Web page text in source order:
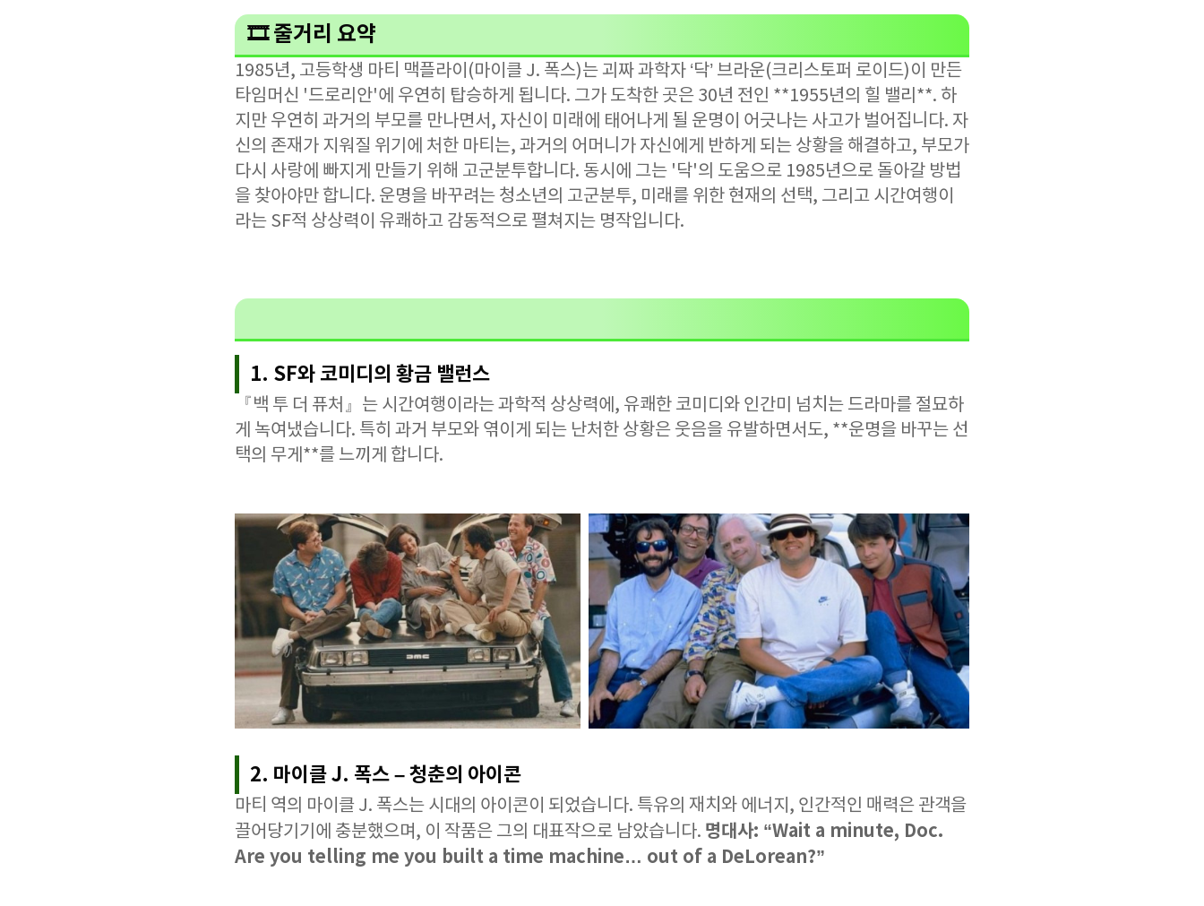
🎞️ 줄거리 요약
1985년, 고등학생 마티 맥플라이(마이클 J. 폭스)는 괴짜 과학자 ‘닥’ 브라운(크리스토퍼 로이드)이 만든
타임머신 '드로리안'에 우연히 탑승하게 됩니다. 그가 도착한 곳은 30년 전인 **1955년의 힐 밸리**. 하
지만 우연히 과거의 부모를 만나면서, 자신이 미래에 태어나게 될 운명이 어긋나는 사고가 벌어집니다. 자
신의 존재가 지워질 위기에 처한 마티는, 과거의 어머니가 자신에게 반하게 되는 상황을 해결하고, 부모가
다시 사랑에 빠지게 만들기 위해 고군분투합니다. 동시에 그는 '닥'의 도움으로 1985년으로 돌아갈 방법
을 찾아야만 합니다. 운명을 바꾸려는 청소년의 고군분투, 미래를 위한 현재의 선택, 그리고 시간여행이
라는 SF적 상상력이 유쾌하고 감동적으로 펼쳐지는 명작입니다.
1. SF와 코미디의 황금 밸런스
『백 투 더 퓨처』는 시간여행이라는 과학적 상상력에, 유쾌한 코미디와 인간미 넘치는 드라마를 절묘하
게 녹여냈습니다. 특히 과거 부모와 엮이게 되는 난처한 상황은 웃음을 유발하면서도, **운명을 바꾸는 선
택의 무게**를 느끼게 합니다.
2. 마이클 J. 폭스 – 청춘의 아이콘
마티 역의 마이클 J. 폭스는 시대의 아이콘이 되었습니다. 특유의 재치와 에너지, 인간적인 매력은 관객을
끌어당기기에 충분했으며, 이 작품은 그의 대표작으로 남았습니다. 명대사: “Wait a minute, Doc.
Are you telling me you built a time machine… out of a DeLorean?”